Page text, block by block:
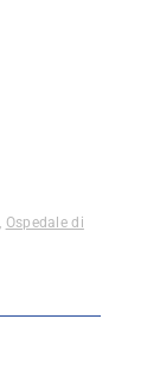
, Ospedale di